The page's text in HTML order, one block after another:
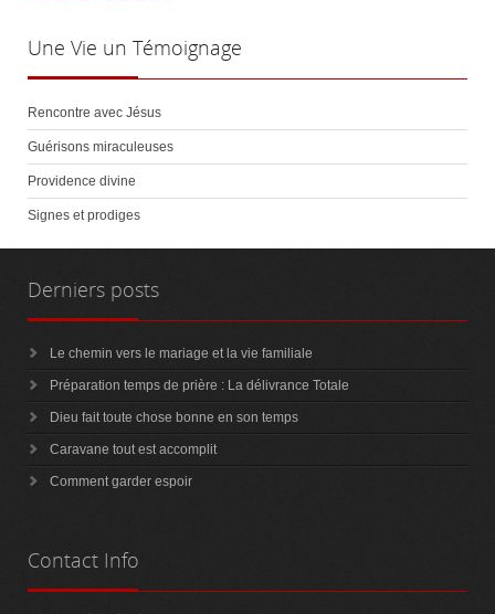
Une Vie un Témoignage
Rencontre avec Jésus
Guérisons miraculeuses
Providence divine
Signes et prodiges
Derniers posts
Le chemin vers le mariage et la vie familiale
Préparation temps de prière : La délivrance Totale
Dieu fait toute chose bonne en son temps
Caravane tout est accomplit
Comment garder espoir
Contact Info